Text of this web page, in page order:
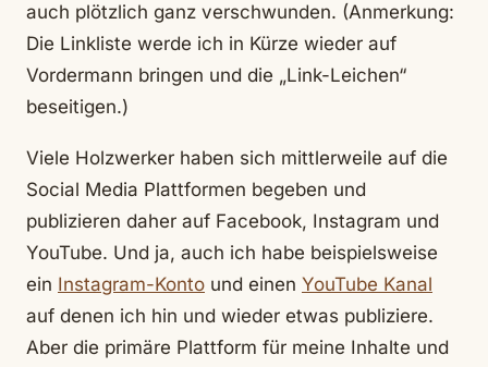
auch plötzlich ganz verschwunden. (Anmerkung:
Die Linkliste werde ich in Kürze wieder auf
Vordermann bringen und die „Link-Leichen“
beseitigen.)
Viele Holzwerker haben sich mittlerweile auf die
Social Media Plattformen begeben und
publizieren daher auf Facebook, Instagram und
YouTube. Und ja, auch ich habe beispielsweise
ein Instagram-Konto und einen YouTube Kanal
auf denen ich hin und wieder etwas publiziere.
Aber die primäre Plattform für meine Inhalte und